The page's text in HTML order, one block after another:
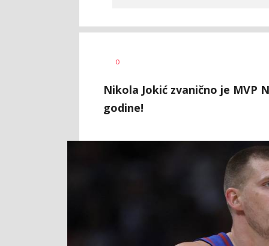
AUTOR
0
Nikola Jokić zvanično je MVP
godine!